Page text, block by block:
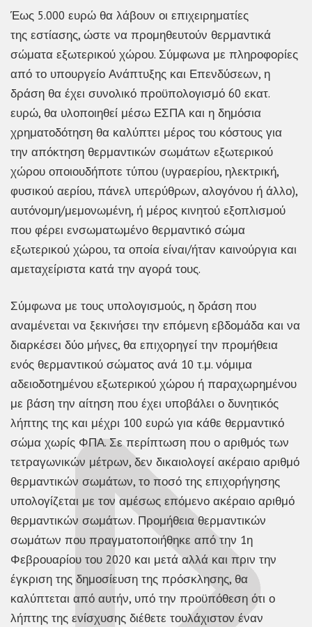
Έως 5.000 ευρώ θα λάβουν οι επιχειρηματίες
της εστίασης, ώστε να προμηθευτούν θερμαντικά
σώματα εξωτερικού χώρου. Σύμφωνα με πληροφορίες
από το υπουργείο Ανάπτυξης και Επενδύσεων, η
δράση θα έχει συνολικό προϋπολογισμό 60 εκατ.
ευρώ, θα υλοποιηθεί μέσω ΕΣΠΑ και η δημόσια
χρηματοδότηση θα καλύπτει μέρος του κόστους για
την απόκτηση θερμαντικών σωμάτων εξωτερικού
χώρου οποιουδήποτε τύπου (υγραερίου, ηλεκτρική,
φυσικού αερίου, πάνελ υπερύθρων, αλογόνου ή άλλο),
αυτόνομη/μεμονωμένη, ή μέρος κινητού εξοπλισμού
που φέρει ενσωματωμένο θερμαντικό σώμα
εξωτερικού χώρου, τα οποία είναι/ήταν καινούργια και
αμεταχείριστα κατά την αγορά τους.
Σύμφωνα με τους υπολογισμούς, η δράση που
αναμένεται να ξεκινήσει την επόμενη εβδομάδα και να
διαρκέσει δύο μήνες, θα επιχορηγεί την προμήθεια
ενός θερμαντικού σώματος ανά 10 τ.μ. νόμιμα
αδειοδοτημένου εξωτερικού χώρου ή παραχωρημένου
με βάση την αίτηση που έχει υποβάλει ο δυνητικός
λήπτης της και μέχρι 100 ευρώ για κάθε θερμαντικό
σώμα χωρίς ΦΠΑ. Σε περίπτωση που ο αριθμός των
τετραγωνικών μέτρων, δεν δικαιολογεί ακέραιο αριθμό
θερμαντικών σωμάτων, το ποσό της επιχορήγησης
υπολογίζεται με τον αμέσως επόμενο ακέραιο αριθμό
θερμαντικών σωμάτων. Προμήθεια θερμαντικών
σωμάτων που πραγματοποιήθηκε από την 1η
Φεβρουαρίου του 2020 και μετά αλλά και πριν την
έγκριση της δημοσίευση της πρόσκλησης, θα
καλύπτεται από αυτήν, υπό την προϋπόθεση ότι ο
λήπτης της ενίσχυσης διέθετε τουλάχιστον έναν